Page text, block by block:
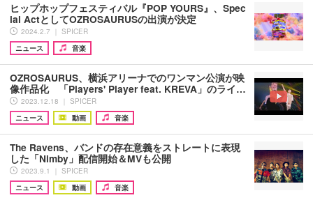
ヒップホップフェスティバル『POP YOURS』、Spec
ial ActとしてOZROSAURUSの出演が決定
2024.2.7 ｜ SPICER
ニュース
音楽
OZROSAURUS、横浜アリーナでのワンマン公演が映
像作品化 「Players' Player feat. KREVA」のライ…
2023.12.18 ｜ SPICER
ニュース
動画 音楽
The Ravens、バンドの存在意義をストレートに表現
した「Nimby」配信開始＆MVも公開
2023.9.1 ｜ SPICER
ニュース
動画 音楽